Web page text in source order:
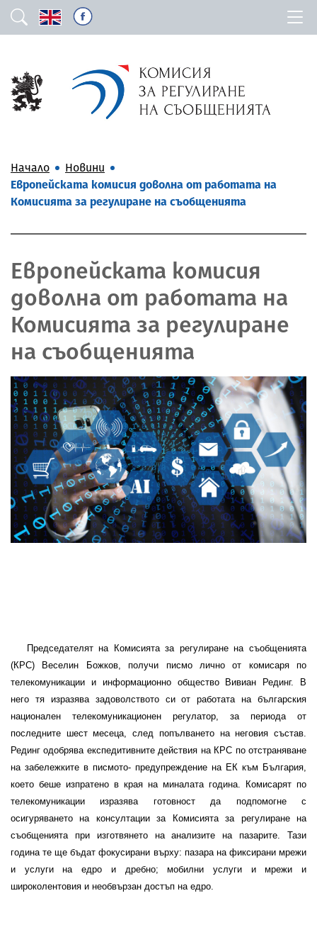
Начало
Новини
Европейската комисия доволна от работата на
Комисията за регулиране на съобщенията
Европейската комисия
доволна от работата на
Комисията за регулиране
на съобщенията
Председателят на Комисията за регулиране на съобщенията
(КРС) Веселин Божков, получи писмо лично от комисаря по
телекомуникации и информационно общество Вивиан Рединг. В
него тя изразява задоволството си от работата на българския
национален телекомуникационен регулатор, за периода от
последните шест месеца, след попълването на неговия състав.
Рединг одобрява експедитивните действия на КРС по отстраняване
на забележките в писмото- предупреждение на ЕК към България,
което беше изпратено в края на миналата година. Комисарят по
телекомуникации изразява готовност да подпомогне с
осигуряването на консултации за Комисията за регулиране на
съобщенията при изготвянето на анализите на пазарите. Тази
година те ще бъдат фокусирани върху: пазара на фиксирани мрежи
и услуги на едро и дребно; мобилни услуги и мрежи и
широколентовия и необвързан достъп на едро.